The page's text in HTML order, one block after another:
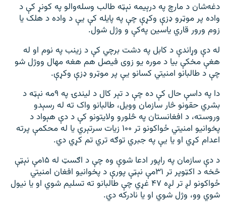
دغه‌شان د مارچ په درېیمه نېټه طالب وسله‌والو په کونړ کې د
واده پر موټرو ډزې وکړې چې په پایله کې یې د واده د هلک یا
زوم ورور قاري یاسین په‌کې و وژل شول.
له دې وړاندې د کابل په دشت برچي کې د زینب په نوم او له
هغې مخکې بیا د موره یو زوی فیصل هم هغه مهال ووژل شو
چې د طالبانو امنیتي کسانو یې پر موټرو ډزې وکړې.
دا په داسې حال کې ده چې د تېر کال د لیندۍ په ۹مه نېټه د
بشري حقونو څار سازمان وویل، طالبانو واک ته له رسېدو
وروسته، د افغانستان په څلورو ولایتونو کې د دې هېواد د
پخوانیو امنیتي ځواکونو تر ۱۰۰ زیات سرتېري یا له محکمې پرته
اعدام کړي او یا یې په جبري توګه تري تم کړي دي.
د دې سازمان په راپور ادعا شوې وه چې د اګسټ له ۱۵مې نېټې
څخه د اکټوپر تر ۳۱مې نېټې پورې د پخوانیو افغان امنیتي
ځواکونو لږ تر لږه ۴۷ غړي چې طالبانو ته تسلیم شوي او یا نیول
شوي وو، وژل شوي او یا نادرکه دي.